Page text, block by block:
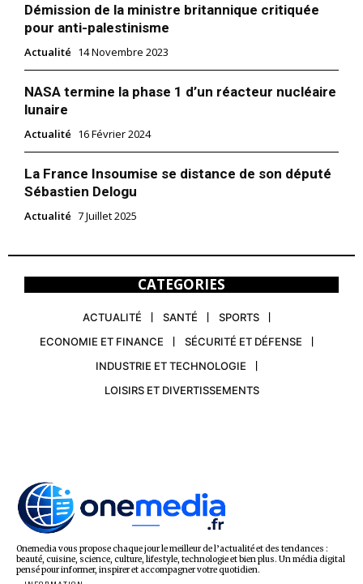
Démission de la ministre britannique critiquée
pour anti-palestinisme
Actualité 14 Novembre 2023
NASA termine la phase 1 d’un réacteur nucléaire
lunaire
Actualité 16 Février 2024
La France Insoumise se distance de son député
Sébastien Delogu
Actualité 7 Juillet 2025
CATEGORIES
ACTUALITÉ SANTÉ
SPORTS
ECONOMIE ET FINANCE
SÉCURITÉ ET DÉFENSE
INDUSTRIE ET TECHNOLOGIE
LOISIRS ET DIVERTISSEMENTS
Onemedia vous propose chaque jour le meilleur de l’actualité et des tendances :
beauté, cuisine, science, culture, lifestyle, technologie et bien plus. Un média digital
pensé pour informer, inspirer et accompagner votre quotidien.